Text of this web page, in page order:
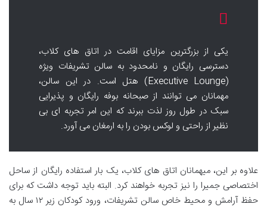
یکی از بزرگترین مزایای اقامت در اتاق های کلاب،
دسترسی رایگان و نامحدود به سالن تشریفات ویژه
(Executive Lounge) هتل است. در این سالن،
مهمانان می توانند از صبحانه بوفه رایگان و پذیرایی
سبک در طول روز لذت ببرند که این امر تجربه ای بی
نظیر از راحتی و لوکس بودن را به ارمغان می آورد.
علاوه بر این، میهمانان اتاق های کلاب، یک بار استفاده رایگان از ساحل
اختصاصی جمیرا را نیز تجربه خواهند کرد. البته باید توجه داشت که برای
حفظ آرامش و محیط خاص سالن تشریفات، ورود کودکان زیر ۱۲ سال به